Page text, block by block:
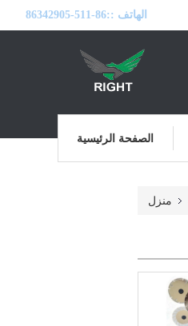
الهاتف ::86-511-86342905
الصفحة الرئيسية
منزل